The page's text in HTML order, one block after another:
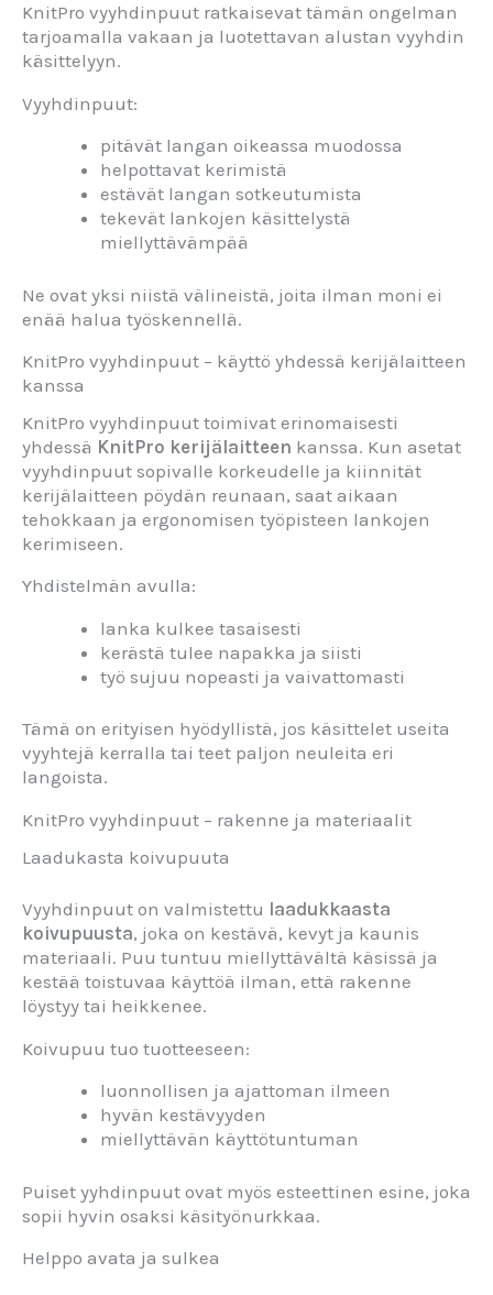
KnitPro vyyhdinpuut ratkaisevat tämän ongelman
tarjoamalla vakaan ja luotettavan alustan vyyhdin
käsittelyyn.
Vyyhdinpuut:
pitävät langan oikeassa muodossa
helpottavat kerimistä
estävät langan sotkeutumista
tekevät lankojen käsittelystä
miellyttävämpää
Ne ovat yksi niistä välineistä, joita ilman moni ei
enää halua työskennellä.
KnitPro vyyhdinpuut – käyttö yhdessä kerijälaitteen
kanssa
KnitPro vyyhdinpuut toimivat erinomaisesti
yhdessä KnitPro kerijälaitteen kanssa. Kun asetat
vyyhdinpuut sopivalle korkeudelle ja kiinnität
kerijälaitteen pöydän reunaan, saat aikaan
tehokkaan ja ergonomisen työpisteen lankojen
kerimiseen.
Yhdistelmän avulla:
lanka kulkee tasaisesti
kerästä tulee napakka ja siisti
työ sujuu nopeasti ja vaivattomasti
Tämä on erityisen hyödyllistä, jos käsittelet useita
vyyhtejä kerralla tai teet paljon neuleita eri
langoista.
KnitPro vyyhdinpuut – rakenne ja materiaalit
Laadukasta koivupuuta
Vyyhdinpuut on valmistettu laadukkaasta
koivupuusta, joka on kestävä, kevyt ja kaunis
materiaali. Puu tuntuu miellyttävältä käsissä ja
kestää toistuvaa käyttöä ilman, että rakenne
löystyy tai heikkenee.
Koivupuu tuo tuotteeseen:
luonnollisen ja ajattoman ilmeen
hyvän kestävyyden
miellyttävän käyttötuntuman
Puiset yyhdinpuut ovat myös esteettinen esine, joka
sopii hyvin osaksi käsityönurkkaa.
Helppo avata ja sulkea